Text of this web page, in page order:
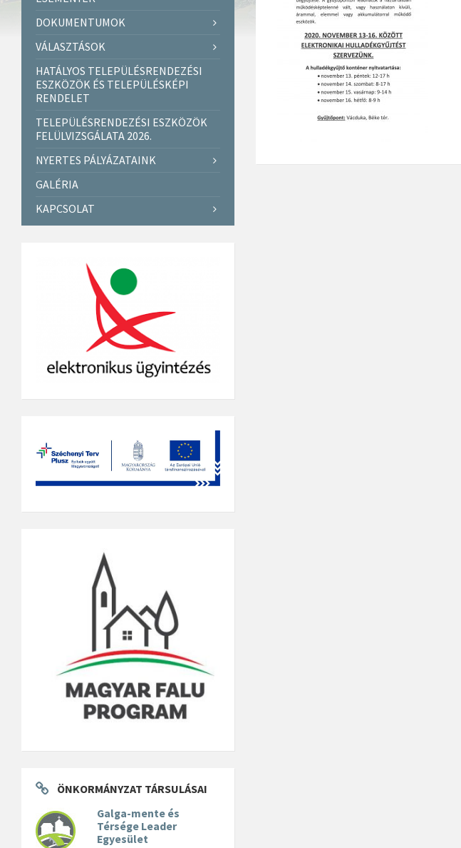
DOKUMENTUMOK
VÁLASZTÁSOK
HATÁLYOS TELEPÜLÉSRENDEZÉSI
ESZKÖZÖK ÉS TELEPÜLÉSKÉPI
RENDELET
TELEPÜLÉSRENDEZÉSI ESZKÖZÖK
FELÜLVIZSGÁLATA 2026.
NYERTES PÁLYÁZATAINK
GALÉRIA
KAPCSOLAT
ÖNKORMÁNYZAT TÁRSULÁSAI
Galga-mente és
Térsége Leader
Egyesület